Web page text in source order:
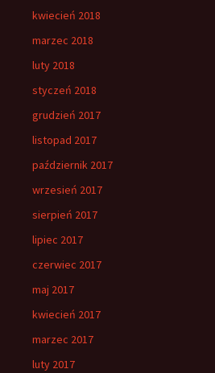
kwiecień 2018
marzec 2018
luty 2018
styczeń 2018
grudzień 2017
listopad 2017
październik 2017
wrzesień 2017
sierpień 2017
lipiec 2017
czerwiec 2017
maj 2017
kwiecień 2017
marzec 2017
luty 2017